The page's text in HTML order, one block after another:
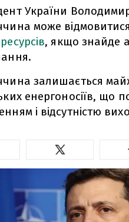
України
може
, якщо знайде
залишається
енергоносіїв, що
і відсутністю